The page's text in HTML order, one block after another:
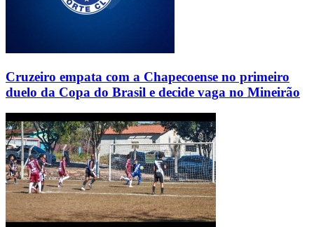
Cruzeiro empata com a Chapecoense no primeiro
duelo da Copa do Brasil e decide vaga no Mineirão